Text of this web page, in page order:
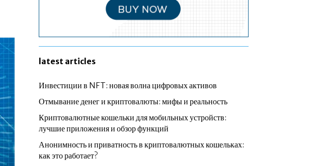
latest articles
Инвестиции в NFT: новая волна цифровых активов
Отмывание денег и криптовалюты: мифы и реальность
Криптовалютные кошельки для мобильных устройств:
лучшие приложения и обзор функций
Анонимность и приватность в криптовалютных кошельках:
как это работает?